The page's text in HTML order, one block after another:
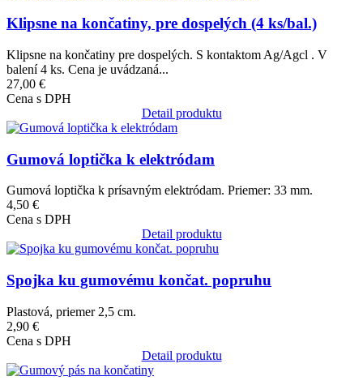
Klipsne na končatiny, pre dospelých (4 ks/bal.)
Klipsne na končatiny pre dospelých. S kontaktom Ag/Agcl . V
balení 4 ks. Cena je uvádzaná...
27,00 €
Cena s DPH
Detail produktu
Obrázok
Gumová loptička k elektródam
Gumová loptička k prísavným elektródam. Priemer: 33 mm.
4,50 €
Cena s DPH
Detail produktu
Obrázok
Spojka ku gumovému končat. popruhu
Plastová, priemer 2,5 cm.
2,90 €
Cena s DPH
Detail produktu
Obrázok